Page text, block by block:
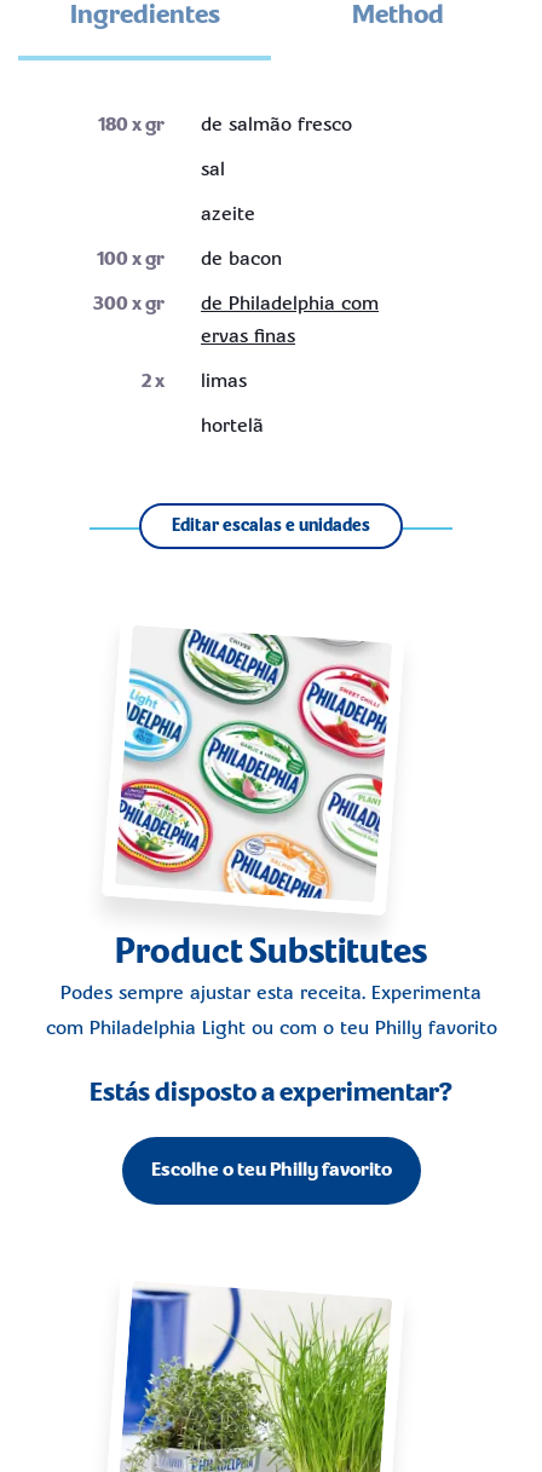
Ingredientes Method
180x gr
de salmão fresco
sal
azeite
100x gr
de bacon
300x gr
de Philadelphia com
ervas finas
2x
limas
hortelã
Editar escalas e unidades
Product Substitutes
Podes sempre ajustar esta receita. Experimenta
com Philadelphia Lightou com o teu Philly favorito
Estás disposto a experimentar?
Escolhe o teu Philly favorito